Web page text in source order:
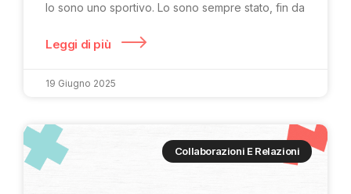
Io sono uno sportivo. Lo sono sempre stato, fin da
Leggi di più
19 Giugno 2025
Collaborazioni E Relazioni